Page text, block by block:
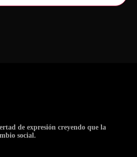
de expresión creyendo que la
social.